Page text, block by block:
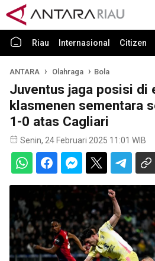
Riau Internasional Citizen
ANTARA Olahraga Bola
Juventus jaga posisi di
klasmenen sementara
1-0 atas Cagliari
Senin, 24 Februari 2025 11:01 WIB